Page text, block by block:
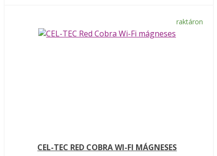
raktáron
CEL-TEC RED COBRA WI-FI MÁGNESES